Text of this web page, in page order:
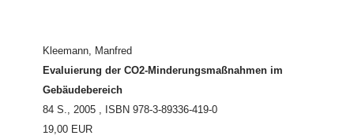
Kleemann, Manfred
Evaluierung der CO2-Minderungsmaßnahmen im
Gebäudebereich
84 S., 2005 , ISBN 978-3-89336-419-0
19,00 EUR